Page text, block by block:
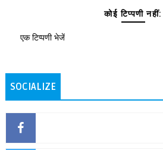
कोई टिप्पणी नहीं:
एक टिप्पणी भेजें
SOCIALIZE